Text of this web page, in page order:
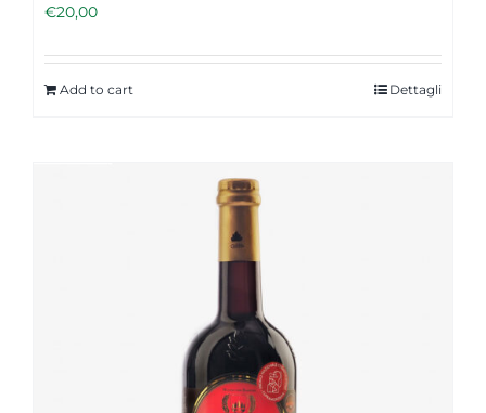
€20,00
Add to cart Dettagli